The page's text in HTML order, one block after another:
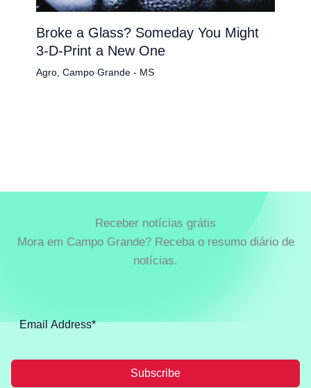
Broke a Glass? Someday You Might
3-D-Print a New One
Agro, Campo Grande - MS
Receber notícias grátis
Mora em Campo Grande? Receba o resumo diário de
notícias.
Subscribe